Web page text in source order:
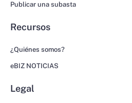
Publicar una subasta
Recursos
¿Quiénes somos?
eBIZ NOTICIAS
Legal